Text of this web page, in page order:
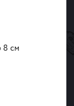
8 см